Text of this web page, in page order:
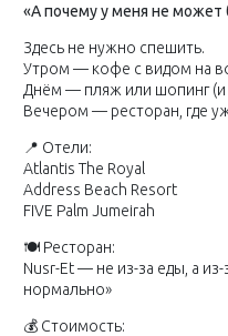
«А почему у меня не может
Здесь не нужно спешить.
Утром — кофе с видом на
Днём — пляж или шопинг (и
Вечером — ресторан, где
📍 Отели:
Atlantis The Royal
Address Beach Resort
FIVE Palm Jumeirah
🍽 Ресторан:
Nusr-Et — не из-за еды, а
нормально»
💰 Стоимость: